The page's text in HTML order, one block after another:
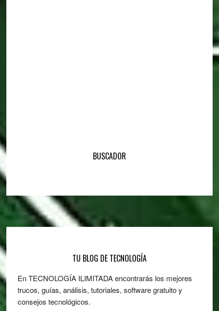
BUSCADOR
TU BLOG DE TECNOLOGÍA
En TECNOLOGÍA ILIMITADA encontrarás los mejores
trucos, guías, análisis, tutoriales, software gratuito y
consejos tecnológicos.